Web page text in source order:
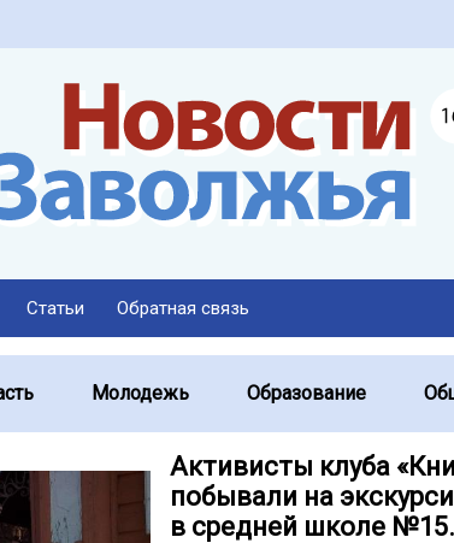
Статьи Обратная связь
Молодежь Образование
Активисты клуба
побывали на
в средней школе №15.